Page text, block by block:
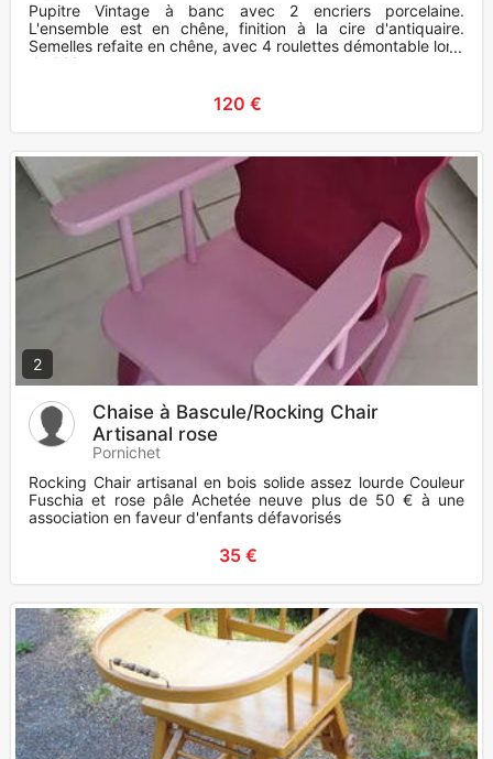
Pupitre Vintage à banc avec 2 encriers porcelaine.
L'ensemble est en chêne, finition à la cire d'antiquaire.
Semelles refaite en chêne, avec 4 roulettes démontable long
de 1.10
120 €
2
Chaise à Bascule/Rocking Chair
Artisanal rose
Pornichet
Rocking Chair artisanal en bois solide assez lourde Couleur
Fuschia et rose pâle Achetée neuve plus de 50 € à une
association en faveur d'enfants défavorisés
35 €